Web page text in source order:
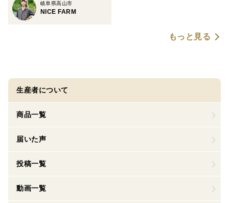
岐阜県高山市
NICE FARM
もっと見る
生産者について
商品一覧
届いた声
投稿一覧
動画一覧